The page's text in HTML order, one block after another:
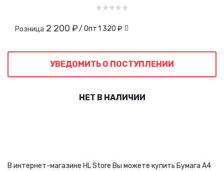
Розница 2 200 ₽/ Опт1 320 ₽
УВЕДОМИТЬ О ПОСТУПЛЕНИИ
НЕТ В НАЛИЧИИ
В интернет-магазине HL Store Вы можете купить Бумага А4